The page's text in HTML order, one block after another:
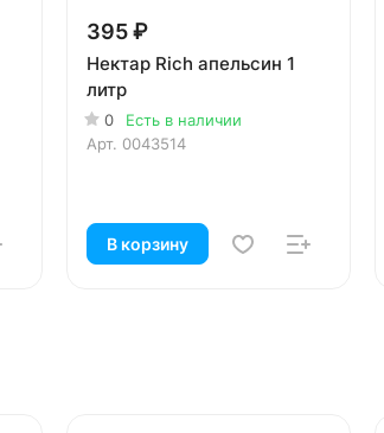
395 ₽
Нектар Rich апельсин 1
литр
0
Есть в наличии
Арт. 0043514
В корзину